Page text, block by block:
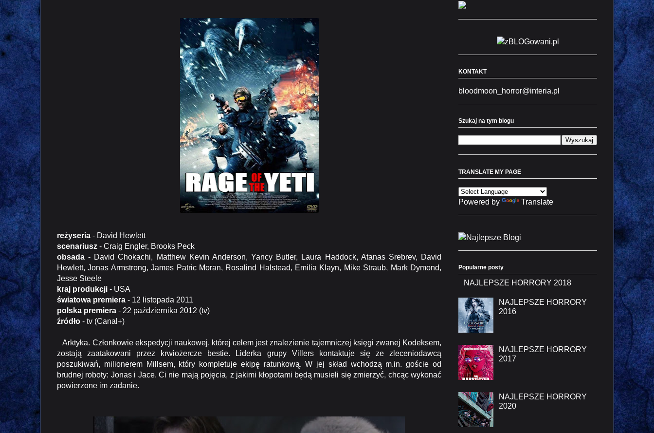
reżyseria - David Hewlett
scenariusz - Craig Engler, Brooks Peck
obsada - David Chokachi, Matthew Kevin Anderson, Yancy Butler, Laura Haddock, Atanas Srebrev, David
Hewlett, Jonas Armstrong, James Patric Moran, Rosalind Halstead, Emilia Klayn, Mike Straub, Mark Dymond,
Jesse Steele
kraj produkcji - USA
światowa premiera - 12 listopada 2011
polska premiera - 22 października 2012 (tv)
źródło - tv (Canal+)
Arktyka. Członkowie ekspedycji naukowej, której celem jest znalezienie tajemniczej księgi zwanej Kodeksem,
zostają zaatakowani przez krwiożercze bestie. Liderka grupy Villers kontaktuje się ze zleceniodawcą
poszukiwań, milionerem Millsem, który kompletuje ekipę ratunkową. W jej skład wchodzą m.in. goście od
brudnej roboty: Jonas i Jace. Ci nie mają pojęcia, z jakimi kłopotami będą musieli się zmierzyć, chcąc wykonać
powierzone im zadanie.
KONTAKT
bloodmoon_horror@interia.pl
Szukaj na tym blogu
TRANSLATE MY PAGE
Powered by Translate
Popularne posty
NAJLEPSZE HORRORY 2018
NAJLEPSZE HORRORY
2016
NAJLEPSZE HORRORY
2017
NAJLEPSZE HORRORY
2020